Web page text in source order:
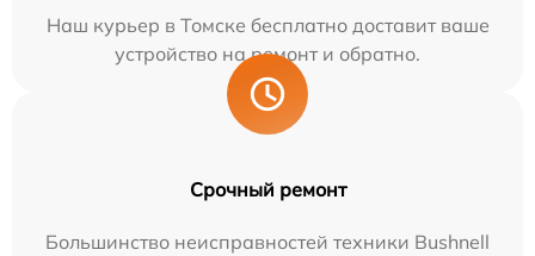
Наш курьер в Томске бесплатно доставит ваше
устройство на ремонт и обратно.
Срочный ремонт
Большинство неисправностей техники Bushnell